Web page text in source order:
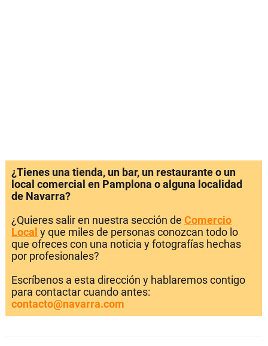
¿Tienes una tienda, un bar, un restaurante o un
local comercial en Pamplona o alguna localidad
de Navarra?
¿Quieres salir en nuestra sección de Comercio
Local y que miles de personas conozcan todo lo
que ofreces con una noticia y fotografías hechas
por profesionales?
Escríbenos a esta dirección y hablaremos contigo
para contactar cuando antes:
contacto@navarra.com